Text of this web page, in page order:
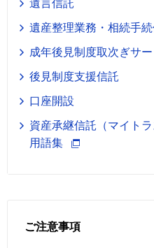
遺言信託
遺産整理業務・相続手
成年後見制度取次ぎサー
後見制度支援信託
口座開設
資産承継信託（マイト
用語集
ご注意事項